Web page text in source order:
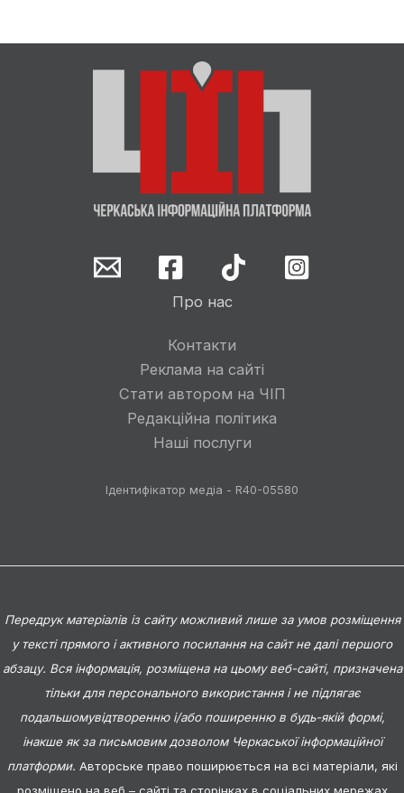
Про нас
Контакти
Реклама на сайті
Стати автором на ЧІП
Редакційна політика
Наші послуги
Ідентифікатор медіа - R40-05580
Передрук матеріалів із сайту можливий лише за умов розміщення
у тексті прямого і активного посилання на сайт не далі першого
абзацу. Вся інформація, розміщена на цьому веб-сайті, призначена
тільки для персонального використання і не підлягає
подальшомувідтворенню і/або поширенню в будь-якій формі,
інакше як за письмовим дозволом Черкаської інформаційної
платформи. Авторське право поширюється на всі матеріали, які